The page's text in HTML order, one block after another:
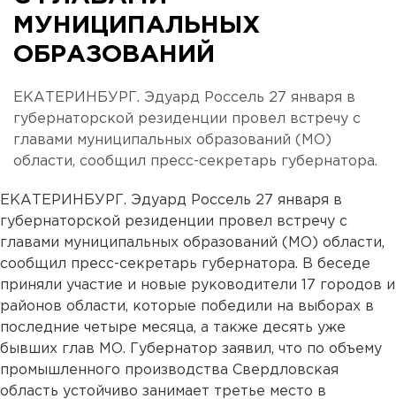
МУНИЦИПАЛЬНЫХ
ОБРАЗОВАНИЙ
ЕКАТЕРИНБУРГ. Эдуард Россель 27 января в
губернаторской резиденции провел встречу с
главами муниципальных образований (МО)
области, сообщил пресс-секретарь губернатора.
ЕКАТЕРИНБУРГ. Эдуард Россель 27 января в
губернаторской резиденции провел встречу с
главами муниципальных образований (МО) области,
сообщил пресс-секретарь губернатора. В беседе
приняли участие и новые руководители 17 городов и
районов области, которые победили на выборах в
последние четыре месяца, а также десять уже
бывших глав МО. Губернатор заявил, что по объему
промышленного производства Свердловская
область устойчиво занимает третье место в